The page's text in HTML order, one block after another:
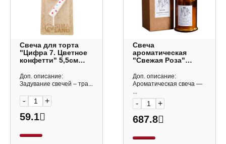
Свеча для торта
"Цифра 7. Цветное
конфетти" 5,5см
Карнавалия
Доп. описание:
Задувание свечей – тра...
- +
59.1
Свеча
ароматическая
"Свежая Роза"
Миленд
Доп. описание:
Ароматическая свеча —
...
- +
687.8